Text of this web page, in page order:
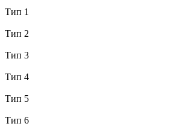
Тип 1
Тип 2
Тип 3
Тип 4
Тип 5
Тип 6